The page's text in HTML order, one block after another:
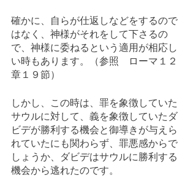
確かに、自らが仕返しなどをするので
はなく、神様がそれをして下さるの
で、神様に委ねるという適用が相応し
い時もあります。（参照　ローマ１２
章１９節）
しかし、この時は、罪を象徴していた
サウルに対して、義を象徴していたダ
ビデが勝利する機会と御導きが与えら
れていたにも関わらず、罪悪感からで
しょうか、ダビデはサウルに勝利する
機会から逃れたのです。